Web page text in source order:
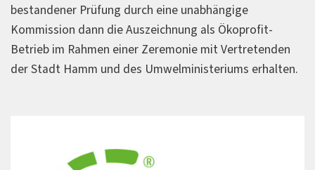
bestandener Prüfung durch eine unabhängige
Kommission dann die Auszeichnung als Ökoprofit-
Betrieb im Rahmen einer Zeremonie mit Vertretenden
der Stadt Hamm und des Umwelministeriums erhalten.